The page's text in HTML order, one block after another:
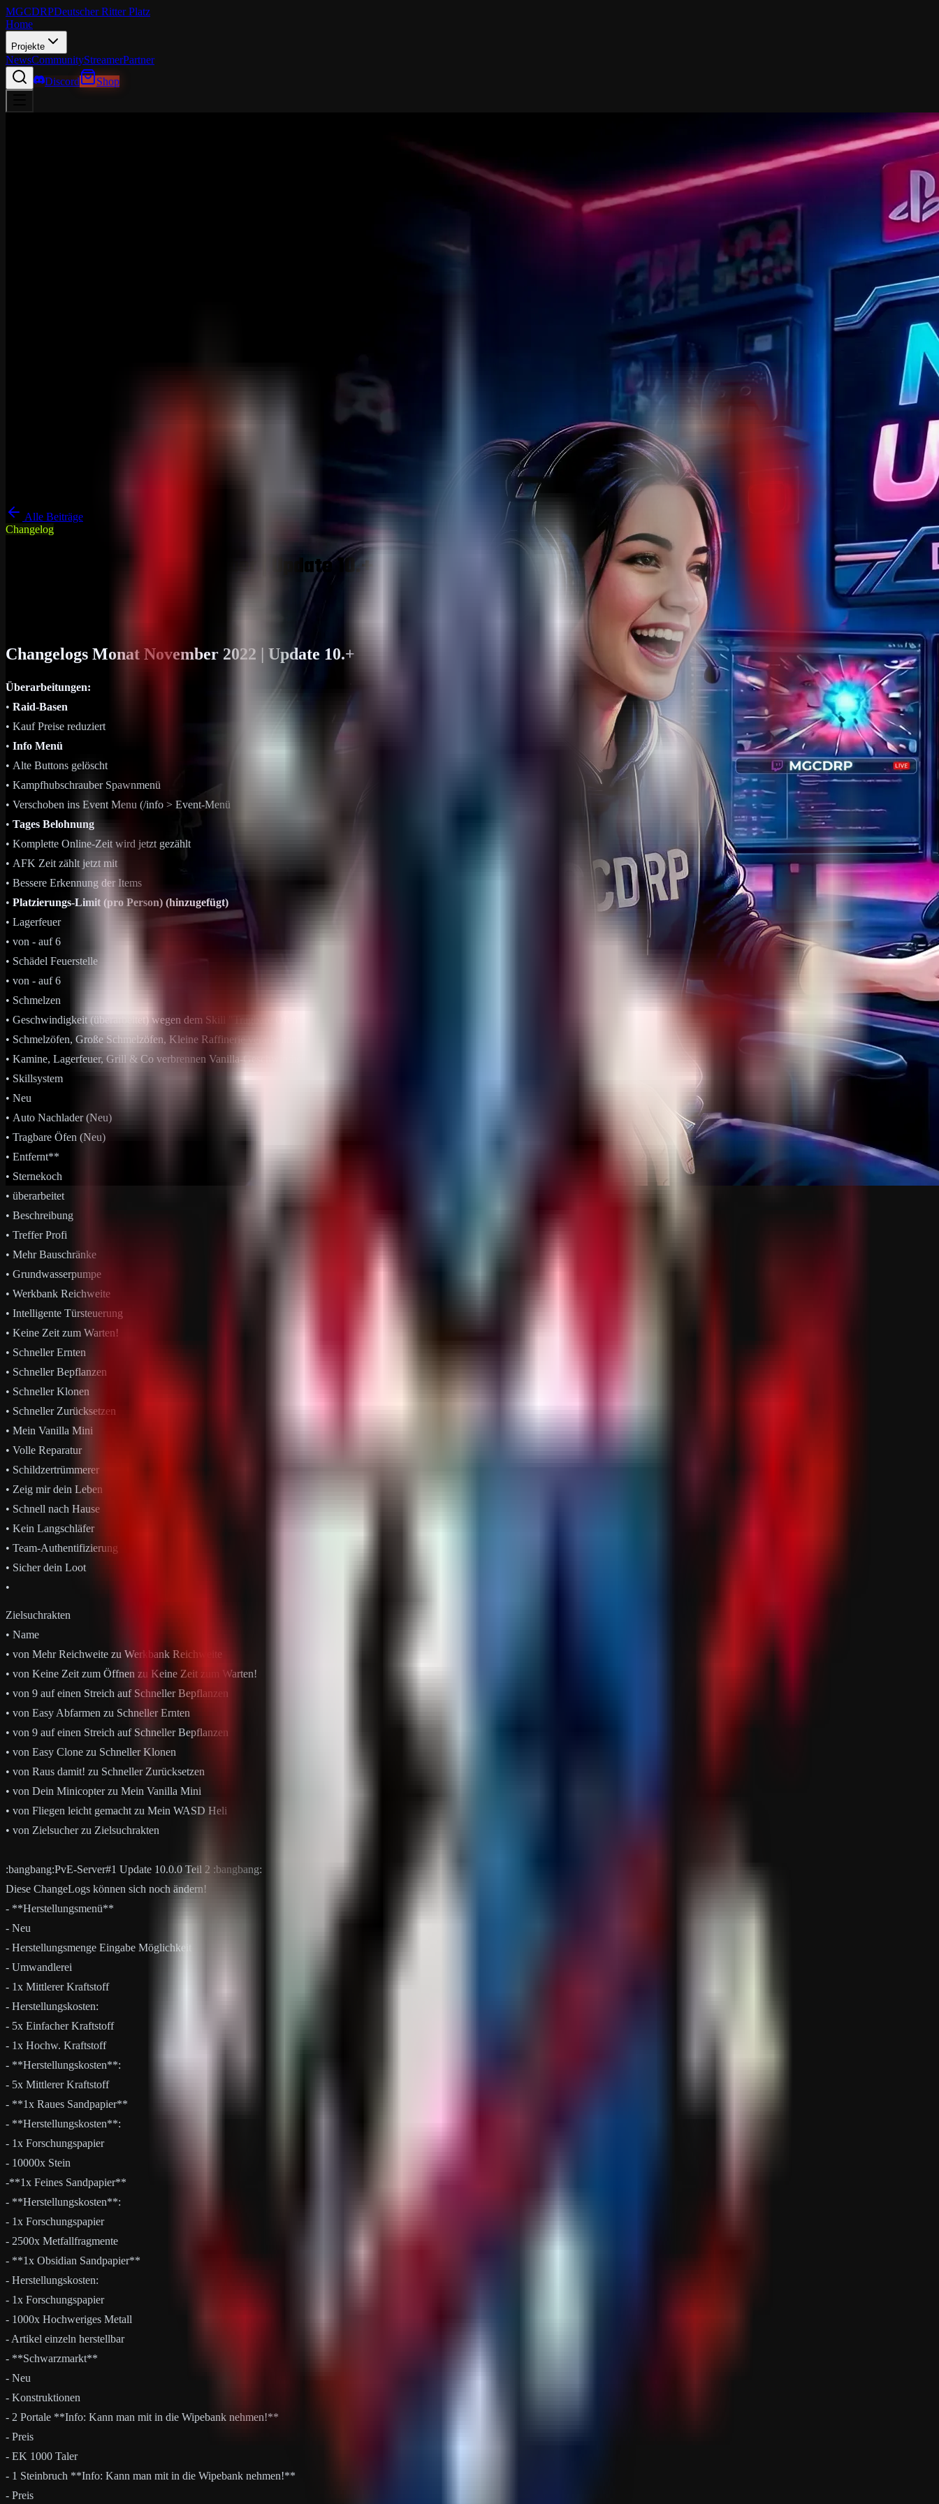
MGCDRPDeutscher Ritter Platz
Home
Projekte
NewsCommunityStreamerPartner
Discord
Shop
Alle Beiträge
Changelog
Changelogs Monat November | Update 10.+
Changelogs Monat November 2022 | Update 10.+
Überarbeitungen:
• Raid-Basen
ㅤ• Kauf Preise reduziert
• Info Menü
ㅤ• Alte Buttons gelöscht
ㅤ• Kampfhubschrauber Spawnmenü
ㅤㅤ• Verschoben ins Event Menu (/info > Event-Menü
• Tages Belohnung
ㅤ• Komplette Online-Zeit wird jetzt gezählt
ㅤ• AFK Zeit zählt jetzt mit
ㅤ• Bessere Erkennung der Items
• Platzierungs-Limit (pro Person) (hinzugefügt)
ㅤ• Lagerfeuer
ㅤㅤ• von - auf 6
ㅤ• Schädel Feuerstelle
ㅤㅤ• von - auf 6
• Schmelzen
ㅤ• Geschwindigkeit (überarbeitet) wegen dem Skill "Tragbare Öfen"
ㅤㅤ• Schmelzöfen, Große Schmelzöfen, Kleine Raffinerie verarbeiten schneller Holz zu Holzkohle
ㅤㅤ• Kamine, Lagerfeuer, Grill & Co verbrennen Vanilla-Geschwindigkeit
• Skillsystem
ㅤ• Neu
ㅤㅤ• Auto Nachlader (Neu)
ㅤㅤ• Tragbare Öfen (Neu)
ㅤ• Entfernt**
ㅤㅤ• Sternekoch
ㅤ• überarbeitet
ㅤㅤ• Beschreibung
ㅤㅤㅤ• Treffer Profi
ㅤㅤㅤ• Mehr Bauschränke
ㅤㅤㅤ• Grundwasserpumpe
ㅤㅤㅤ• Werkbank Reichweite
ㅤㅤㅤ• Intelligente Türsteuerung
ㅤㅤㅤ• Keine Zeit zum Warten!
ㅤㅤㅤ• Schneller Ernten
ㅤㅤㅤ• Schneller Bepflanzen
ㅤㅤㅤ• Schneller Klonen
ㅤㅤㅤ• Schneller Zurücksetzen
ㅤㅤㅤ• Mein Vanilla Mini
ㅤㅤㅤ• Volle Reparatur
ㅤㅤㅤ• Schildzertrümmerer
ㅤㅤㅤ• Zeig mir dein Leben
ㅤㅤㅤ• Schnell nach Hause
ㅤㅤㅤ• Kein Langschläfer
ㅤㅤㅤ• Team-Authentifizierung
ㅤㅤㅤ• Sicher dein Loot
ㅤㅤㅤ•
Zielsuchrakten
ㅤㅤ• Name
ㅤㅤㅤ• von Mehr Reichweite zu Werkbank Reichweite
ㅤㅤㅤ• von Keine Zeit zum Öffnen zu Keine Zeit zum Warten!
ㅤㅤㅤ• von 9 auf einen Streich auf Schneller Bepflanzen
ㅤㅤㅤ• von Easy Abfarmen zu Schneller Ernten
ㅤㅤㅤ• von 9 auf einen Streich auf Schneller Bepflanzen
ㅤㅤㅤ• von Easy Clone zu Schneller Klonen
ㅤㅤㅤ• von Raus damit! zu Schneller Zurücksetzen
ㅤㅤㅤ• von Dein Minicopter zu Mein Vanilla Mini
ㅤㅤㅤ• von Fliegen leicht gemacht zu Mein WASD Heli
ㅤㅤㅤ• von Zielsucher zu Zielsuchrakten
:bangbang:PvE-Server#1 Update 10.0.0 Teil 2 :bangbang:
Diese ChangeLogs können sich noch ändern!
- **Herstellungsmenü**
- Neu
- Herstellungsmenge Eingabe Möglichkeit
- Umwandlerei
- 1x Mittlerer Kraftstoff
- Herstellungskosten:
- 5x Einfacher Kraftstoff
- 1x Hochw. Kraftstoff
- **Herstellungskosten**:
- 5x Mittlerer Kraftstoff
- **1x Raues Sandpapier**
- **Herstellungskosten**:
- 1x Forschungspapier
- 10000x Stein
-**1x Feines Sandpapier**
- **Herstellungskosten**:
- 1x Forschungspapier
- 2500x Metfallfragmente
- **1x Obsidian Sandpapier**
- Herstellungskosten:
- 1x Forschungspapier
- 1000x Hochweriges Metall
- Artikel einzeln herstellbar
- **Schwarzmarkt**
- Neu
- Konstruktionen
- 2 Portale **Info: Kann man mit in die Wipebank nehmen!**
- Preis
- EK 1000 Taler
- 1 Steinbruch **Info: Kann man mit in die Wipebank nehmen!**
- Preis